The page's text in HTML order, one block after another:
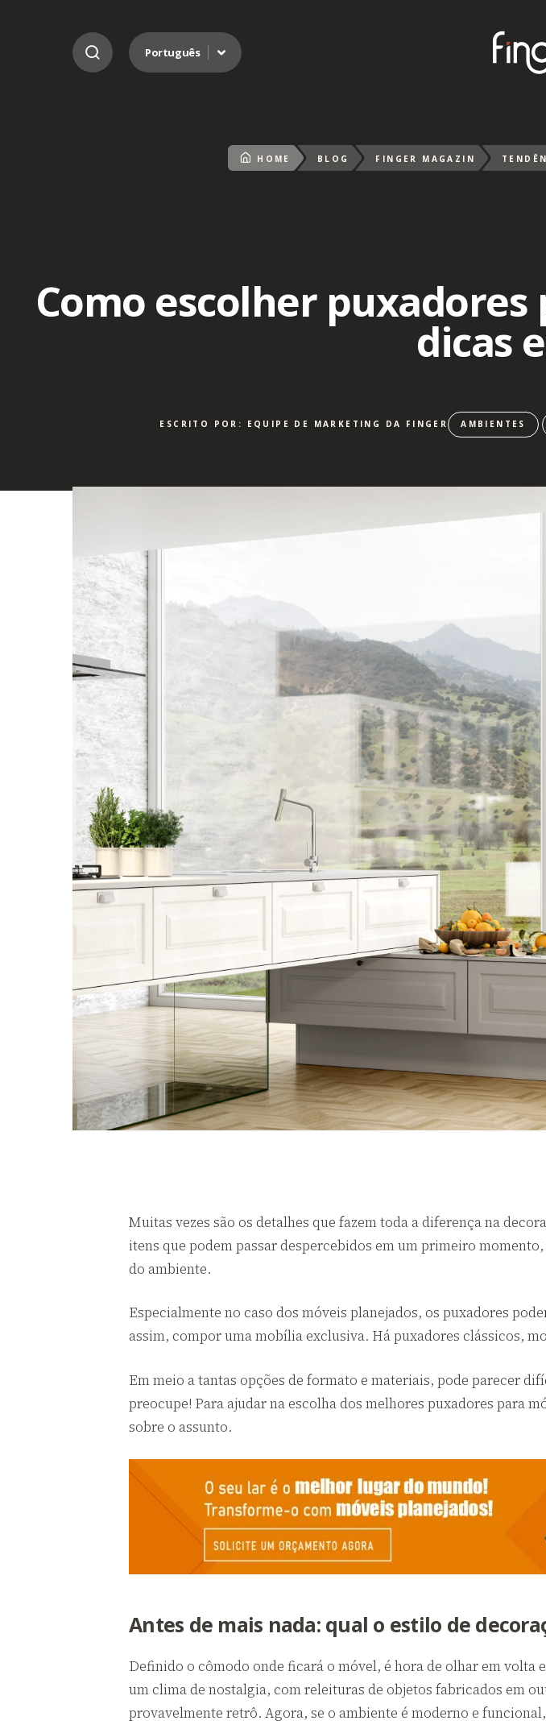
Ir para o conteúdo
Português
HOME BLOG FINGER MAGAZIN
Como escolher
dicas
ESCRITO POR: EQUIPE DE MARKETING DA FINGER AMBIENTES
Muitas vezes são os detalhes que fazem toda a diferença na
itens que podem passar despercebidos em um primeiro
do ambiente.
Especialmente no caso dos móveis planejados, os puxadores
assim, compor uma mobília exclusiva. Há puxadores clássicos,
Em meio a tantas opções de formato e materiais, pode parecer
preocupe! Para ajudar na escolha dos melhores puxadores para
sobre o assunto.
Antes de mais nada: qual o estilo de
Definido o cômodo onde ficará o móvel, é hora de olhar em volta
um clima de nostalgia, com releituras de objetos fabricados em
provavelmente retrô. Agora, se o ambiente é moderno e